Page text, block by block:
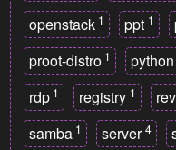
openstack 1 ppt 1
proot-distro 1 python
rdp 1 registry 1
samba 1 server 4